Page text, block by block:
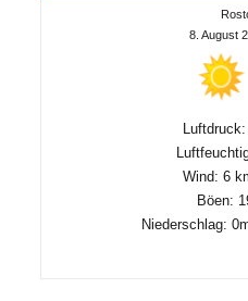
8. August
Wind: 6
Böen:
Niederschlag: